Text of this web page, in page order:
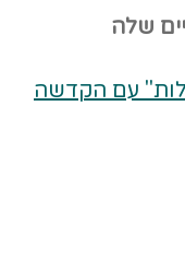
שלה
עם הקדשה